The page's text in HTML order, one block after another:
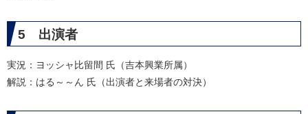
5 出演者
実況：ヨッシャ比留間 氏（吉本興業所属）
解説：はる～～ん 氏（出演者と来場者の対決）